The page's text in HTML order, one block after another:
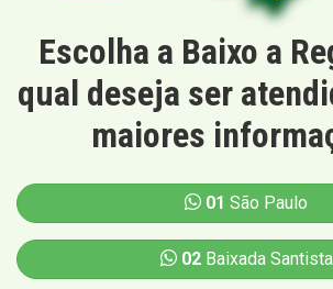
Escolha a Baixo a
qual deseja ser
maiores
01 São Paulo
02Baixada Santista